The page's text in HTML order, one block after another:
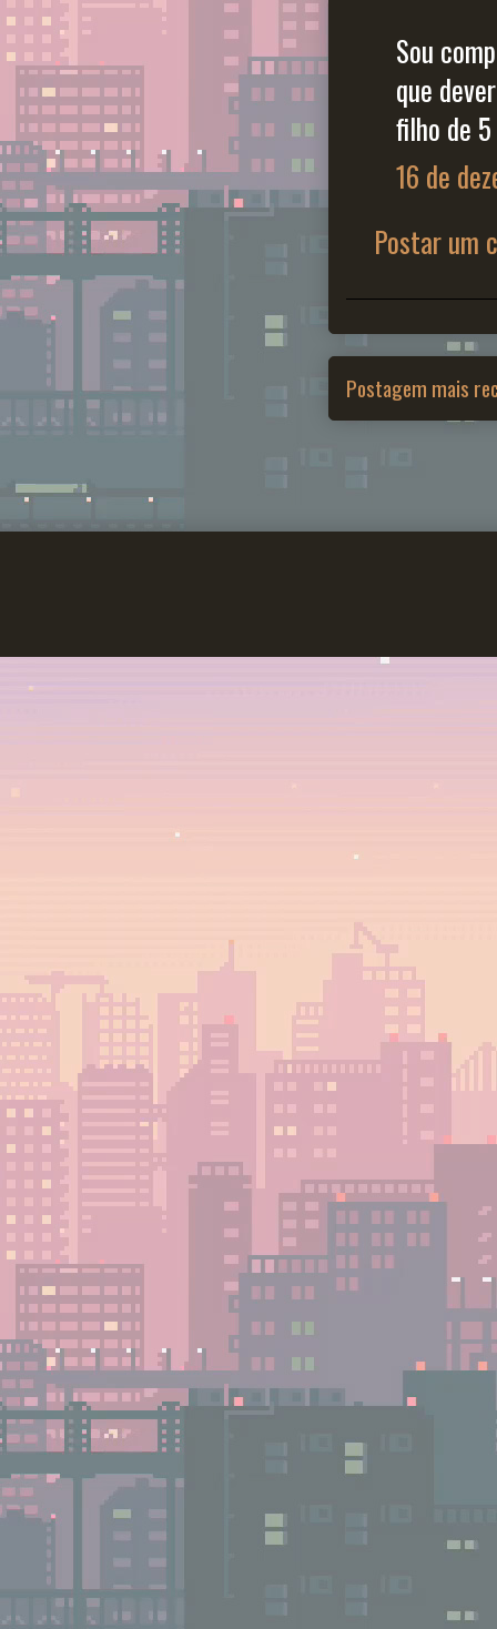
Sou
que
filho de
16 de
Postar um
Postagem mais